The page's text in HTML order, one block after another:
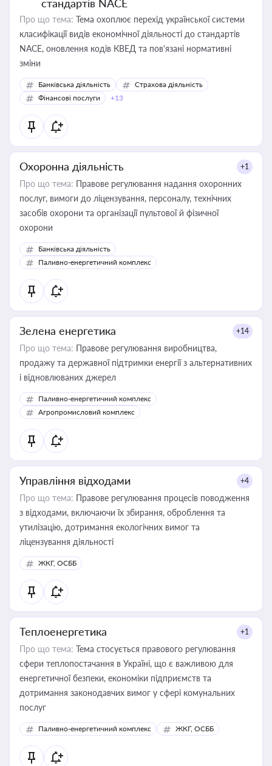
стандартів NACE
Про що тема: Тема охоплює перехід української системи
класифікації видів економічної діяльності до стандартів
NACE, оновлення кодів КВЕД та пов'язані нормативні
зміни
Банківська діяльність
Страхова діяльність
Фінансові послуги
+13
Охоронна діяльність +1
Про що тема: Правове регулювання надання охоронних
послуг, вимоги до ліцензування, персоналу, технічних
засобів охорони та організації пультової й фізичної
охорони
Банківська діяльність
Паливно-енергетичний комплекс
Зелена енергетика +14
Про що тема: Правове регулювання виробництва,
продажу та державної підтримки енергії з альтернативних
і відновлюваних джерел
Паливно-енергетичний комплекс
Агропромисловий комплекс
Управління відходами +4
Про що тема: Правове регулювання процесів поводження
з відходами, включаючи їх збирання, оброблення та
утилізацію, дотримання екологічних вимог та
ліцензування діяльності
ЖКГ, ОСББ
Теплоенергетика +1
Про що тема: Тема стосується правового регулювання
сфери теплопостачання в Україні, що є важливою для
енергетичної безпеки, економіки підприємств та
дотримання законодавчих вимог у сфері комунальних
послуг
Паливно-енергетичний комплекс ЖКГ, ОСББ